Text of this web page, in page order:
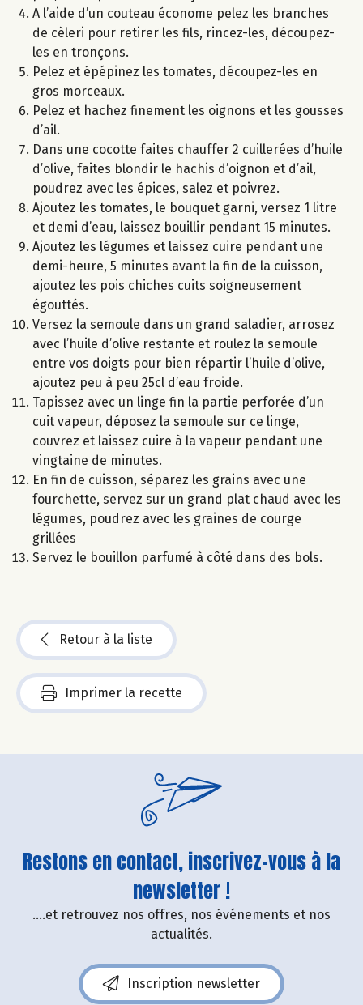
A l’aide d’un couteau économe pelez les branches
de cèleri pour retirer les fils, rincez-les, découpez-
les en tronçons.
Pelez et épépinez les tomates, découpez-les en
gros morceaux.
Pelez et hachez finement les oignons et les gousses
d’ail.
Dans une cocotte faites chauffer 2 cuillerées d’huile
d’olive, faites blondir le hachis d’oignon et d’ail,
poudrez avec les épices, salez et poivrez.
Ajoutez les tomates, le bouquet garni, versez 1 litre
et demi d’eau, laissez bouillir pendant 15 minutes.
Ajoutez les légumes et laissez cuire pendant une
demi-heure, 5 minutes avant la fin de la cuisson,
ajoutez les pois chiches cuits soigneusement
égouttés.
Versez la semoule dans un grand saladier, arrosez
avec l’huile d’olive restante et roulez la semoule
entre vos doigts pour bien répartir l’huile d’olive,
ajoutez peu à peu 25cl d’eau froide.
Tapissez avec un linge fin la partie perforée d’un
cuit vapeur, déposez la semoule sur ce linge,
couvrez et laissez cuire à la vapeur pendant une
vingtaine de minutes.
En fin de cuisson, séparez les grains avec une
fourchette, servez sur un grand plat chaud avec les
légumes, poudrez avec les graines de courge
grillées
Servez le bouillon parfumé à côté dans des bols.
Retour à la liste
Imprimer la recette
Restons en contact, inscrivez-vous à la
newsletter !
....et retrouvez nos offres, nos événements et nos
actualités.
Inscription newsletter